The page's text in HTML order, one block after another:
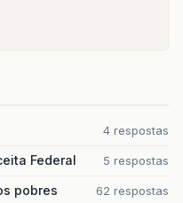
4 respostas
Federal 5 respostas
pobres
62 respostas